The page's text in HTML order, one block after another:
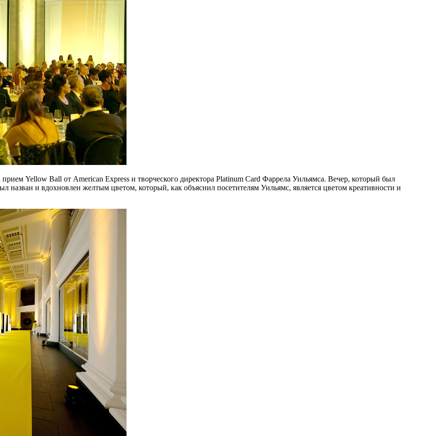
прием Yellow Ball от American Express и творческого директора Platinum Card Фаррела Уильямса. Вечер, который был
назван и вдохновлен желтым цветом, который, как объяснил посетителям Уильямс, является цветом креативности и